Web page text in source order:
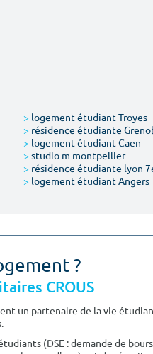
> logement étudiant Troyes
> résidence étudiante
> logement étudiant Caen
> studio m montpellier
> résidence étudiante lyon
> logement étudiant Angers
?
CROUS
un partenaire de la vie
(DSE : demande de